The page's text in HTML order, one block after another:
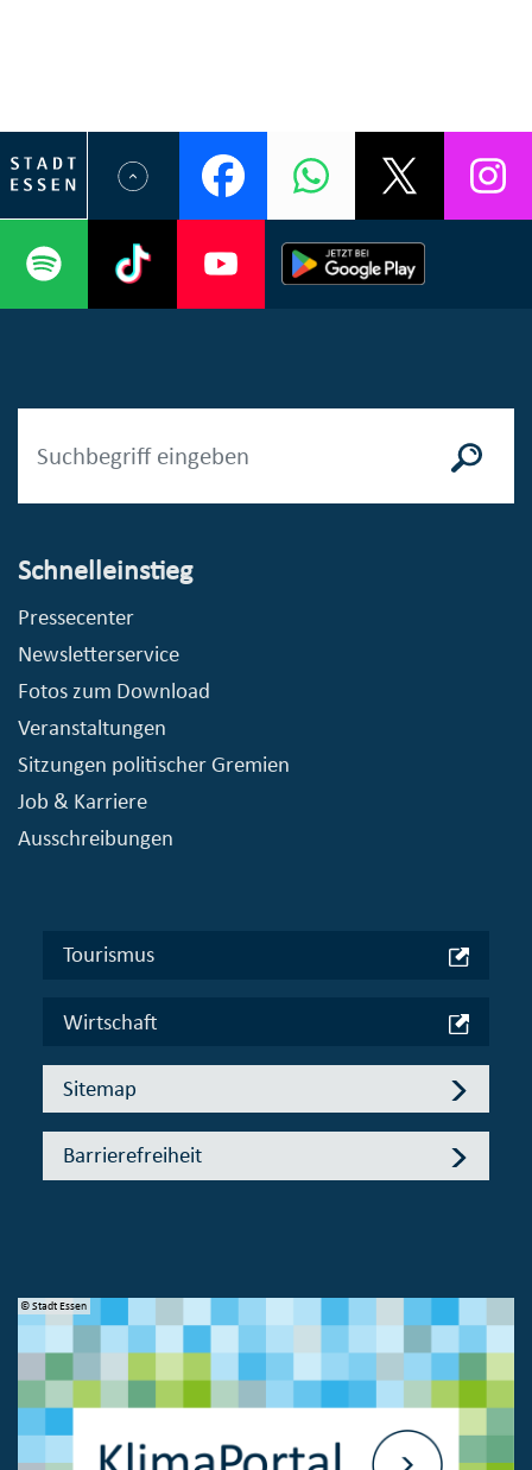
Schnelleinstieg
Pressecenter
Newsletterservice
Fotos zum Download
Veranstaltungen
Sitzungen politischer Gremien
Job & Karriere
Ausschreibungen
Tourismus
Wirtschaft
Sitemap
Barrierefreiheit
© Stadt Essen